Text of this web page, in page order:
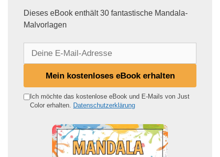
Dieses eBook enthält 30 fantastische Mandala-
Malvorlagen
e
Mein kostenloses eBook erhalten
Ich möchte das kostenlose eBook und E-Mails von Just
Color erhalten.
Datenschutzerklärung